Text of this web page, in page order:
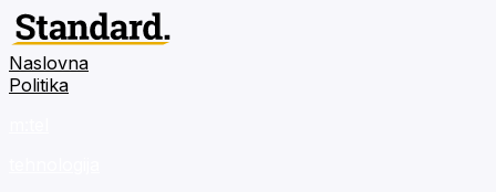
Naslovna
Politika